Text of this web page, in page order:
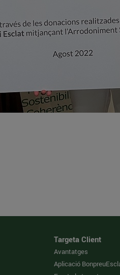
Targeta Client
Avantatges
Aplicació